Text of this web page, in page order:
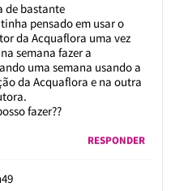
de bastante
pensado em usar o
da Acquaflora uma vez
semana fazer a
uma semana usando a
da Acquaflora e na outra
fazer??
RESPONDER